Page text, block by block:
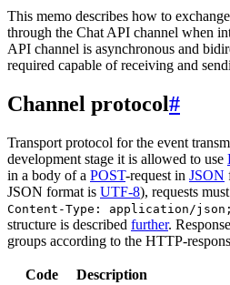
This memo describes how to
through the Chat API channel when
API channel is asynchronous and
required capable of receiving and
Channel protocol#
Transport protocol for the event
development stage it is allowed to use
in a body of a POST-request in JSON
JSON format is UTF-8), requests
Content-Type: application/
structure is described further.
groups according to the HTTP-
Code Description